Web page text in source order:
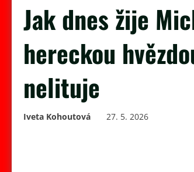
Jak dnes žije
hereckou
nelituje
Iveta Kohoutová 27. 5. 2026